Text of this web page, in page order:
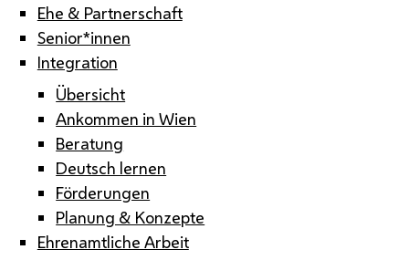
Ehe & Partnerschaft
Senior*innen
Integration
Übersicht
Ankommen in Wien
Beratung
Deutsch lernen
Förderungen
Planung & Konzepte
Ehrenamtliche Arbeit